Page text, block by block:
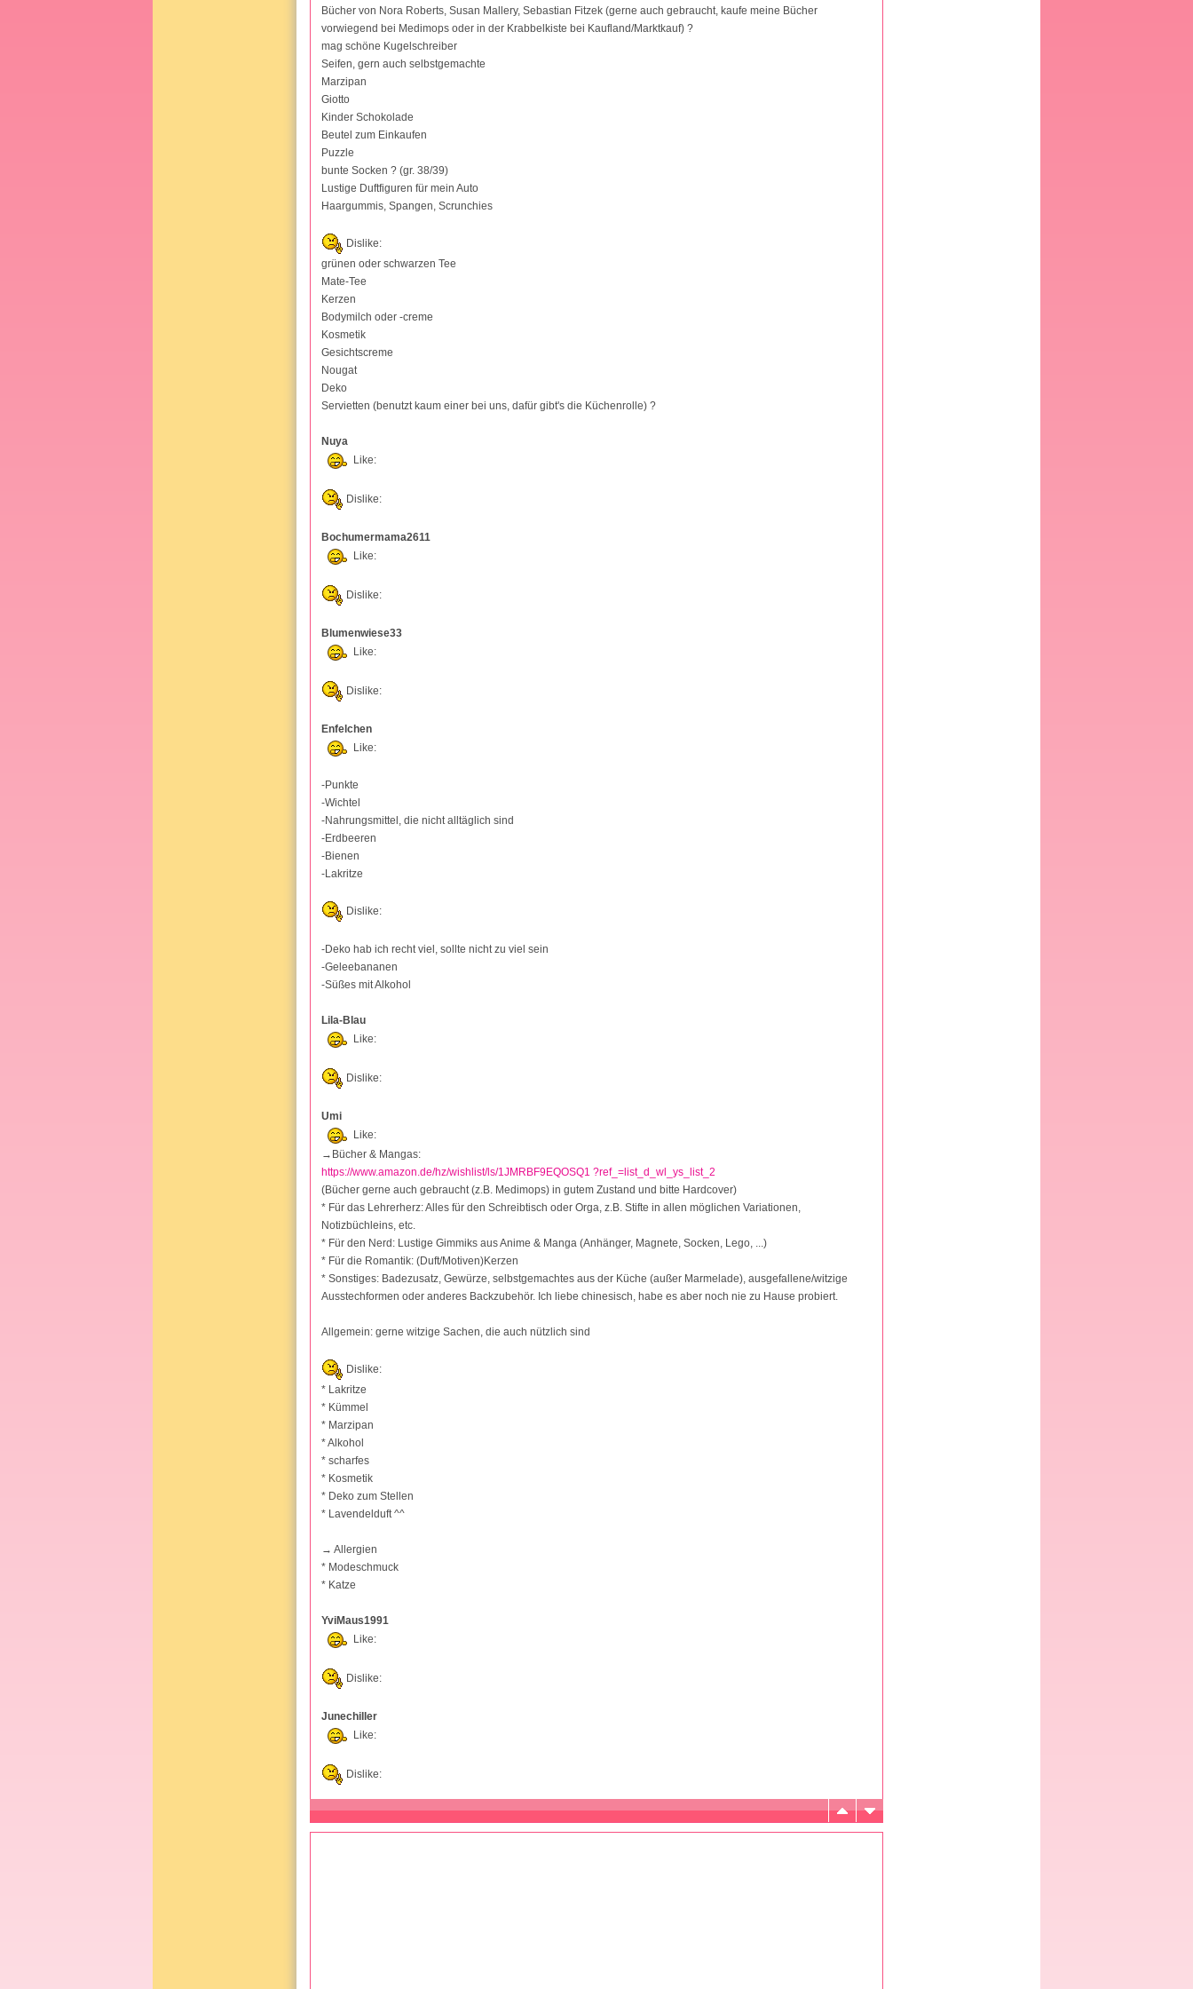
Bücher von Nora Roberts, Susan Mallery, Sebastian Fitzek (gerne auch gebraucht, kaufe meine Bücher
vorwiegend bei Medimops oder in der Krabbelkiste bei Kaufland/Marktkauf) ?
mag schöne Kugelschreiber
Seifen, gern auch selbstgemachte
Marzipan
Giotto
Kinder Schokolade
Beutel zum Einkaufen
Puzzle
bunte Socken ? (gr. 38/39)
Lustige Duftfiguren für mein Auto
Haargummis, Spangen, Scrunchies
Dislike:
grünen oder schwarzen Tee
Mate-Tee
Kerzen
Bodymilch oder -creme
Kosmetik
Gesichtscreme
Nougat
Deko
Servietten (benutzt kaum einer bei uns, dafür gibt's die Küchenrolle) ?
Nuya
Like:
Dislike:
Bochumermama2611
Like:
Dislike:
Blumenwiese33
Like:
Dislike:
Enfelchen
Like:
-Punkte
-Wichtel
-Nahrungsmittel, die nicht alltäglich sind
-Erdbeeren
-Bienen
-Lakritze
Dislike:
-Deko hab ich recht viel, sollte nicht zu viel sein
-Geleebananen
-Süßes mit Alkohol
Lila-Blau
Like:
Dislike:
Umi
Like:
→Bücher & Mangas:
https://www.amazon.de/hz/wishlist/ls/1JMRBF9EQOSQ1 ?ref_=list_d_wl_ys_list_2
(Bücher gerne auch gebraucht (z.B. Medimops) in gutem Zustand und bitte Hardcover)
* Für das Lehrerherz: Alles für den Schreibtisch oder Orga, z.B. Stifte in allen möglichen Variationen,
Notizbüchleins, etc.
* Für den Nerd: Lustige Gimmiks aus Anime & Manga (Anhänger, Magnete, Socken, Lego, ...)
* Für die Romantik: (Duft/Motiven)Kerzen
* Sonstiges: Badezusatz, Gewürze, selbstgemachtes aus der Küche (außer Marmelade), ausgefallene/witzige
Ausstechformen oder anderes Backzubehör. Ich liebe chinesisch, habe es aber noch nie zu Hause probiert.
Allgemein: gerne witzige Sachen, die auch nützlich sind
Dislike:
* Lakritze
* Kümmel
* Marzipan
* Alkohol
* scharfes
* Kosmetik
* Deko zum Stellen
* Lavendelduft ^^
→ Allergien
* Modeschmuck
* Katze
YviMaus1991
Like:
Dislike:
Junechiller
Like:
Dislike: